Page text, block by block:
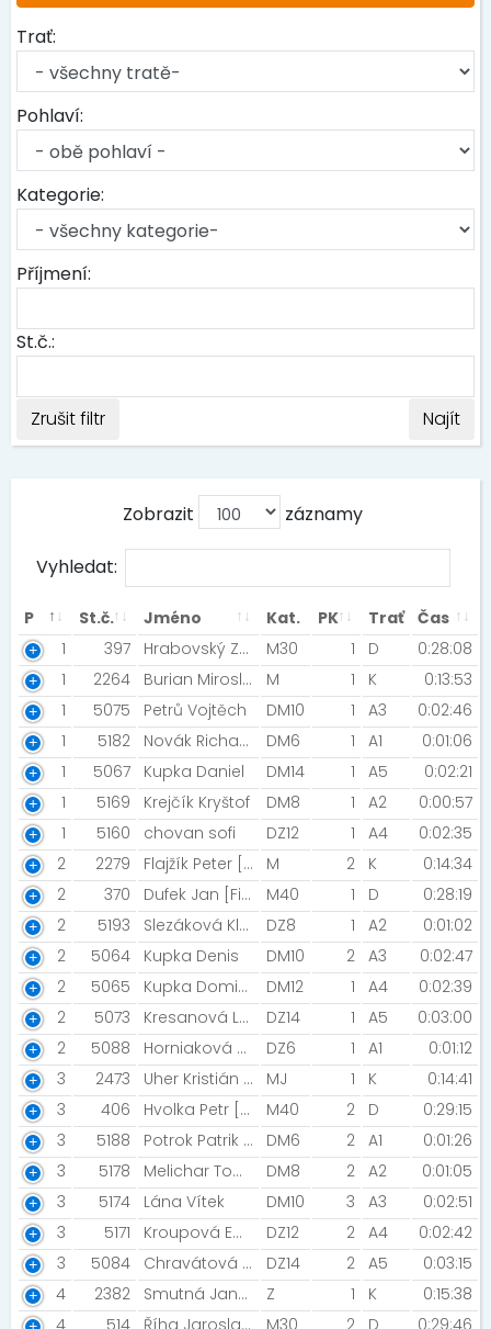
Trať:
Pohlaví:
Kategorie:
Příjmení:
St.č.:
Zrušit filtr Najít
Zobrazit záznamy
Vyhledat:
P St.č. Jméno Kat. PK Trať Čas
1
397 Hrabovský Zdeněk M30 1 D
0:28:08
1
2264 Burian Miroslav [CEPro Team ] M 1 K
0:13:53
1
5075 Petrů Vojtěch DM10 1 A3
0:02:46
1
5182 Novák Richard DM6 1 A1
0:01:06
1
5067 Kupka Daniel DM14 1 A5
0:02:21
1
5169 Krejčík Kryštof DM8 1 A2
0:00:57
1
5160 chovan sofi DZ12 1 A4
0:02:35
2
2279 Flajžík Peter [Schaeffler Skalica] M 2 K
0:14:34
2
370 Dufek Jan [Fitness Freedom RT Hustopeče] M40 1 D
0:28:19
2
5193 Slezáková Klaudie DZ8 1 A2
0:01:02
2
5064 Kupka Denis DM10 2 A3
0:02:47
2
5065 Kupka Dominik DM12 1 A4
0:02:39
2
5073 Kresanová Ludmila [Nesovice] DZ14 1 A5
0:03:00
2
5088 Horniaková Terezka [Studio 3R Brno] DZ6 1 A1
0:01:12
3
2473 Uher Kristián [SKP Bratislava] MJ 1 K
0:14:41
3
406 Hvolka Petr [Kilpi Racing Team] M40 2 D
0:29:15
3
5188 Potrok Patrik Sidney DM6 2 A1
0:01:26
3
5178 Melichar Tomáš DM8 2 A2
0:01:05
3
5174 Lána Vítek DM10 3 A3
0:02:51
3
5171 Kroupová Ema DZ12 2 A4
0:02:42
3
5084 Chravátová Adéla DZ14 2 A5
0:03:15
4
2382 Smutná Jana [WilliJemSe] Z 1 K
0:15:38
4
514 Říha Jaroslav [Orel Kuřim] M30 2 D 0:29:46